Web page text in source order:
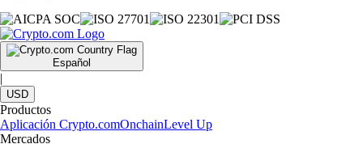
Español
|
USD
Productos
Aplicación Crypto.comOnchainLevel Up
Mercados